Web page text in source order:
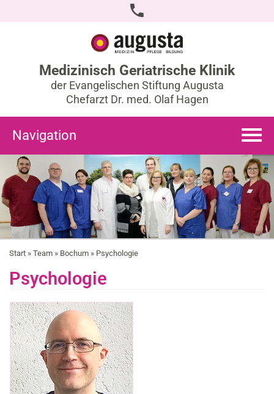
Medizinisch Geriatrische Klinik
der Evangelischen Stiftung Augusta
Chefarzt Dr. med. Olaf Hagen
Navigation
Start » Team » Bochum » Psychologie
Psychologie